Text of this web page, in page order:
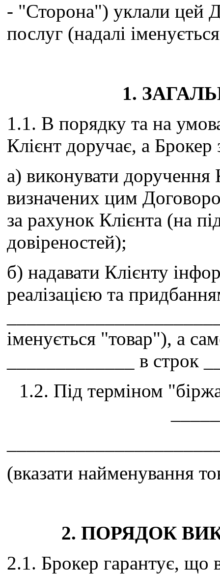
- "Сторона") уклали цей
послуг (надалі
1.
1.1. В порядку та на
Клієнт доручає, а Брокер
а) виконувати
визначених цим
за рахунок Клієнта (на
довіреностей);
б) надавати Клієнту
реалізацією та
іменується "товар"), а
_____________ в строк
1.2. Під терміном
(вказати найменування
2. ПОРЯДОК
2.1. Брокер гарантує, що